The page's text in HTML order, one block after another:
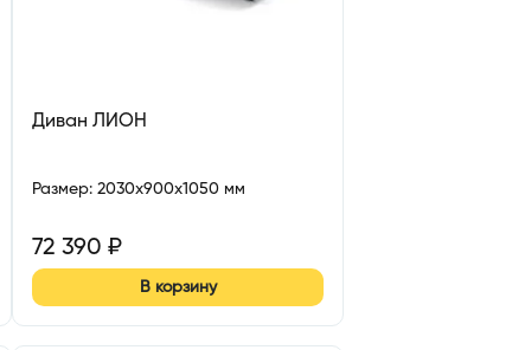
Диван ЛИОН
Размер: 2030x900x1050 мм
72 390 ₽
В корзину